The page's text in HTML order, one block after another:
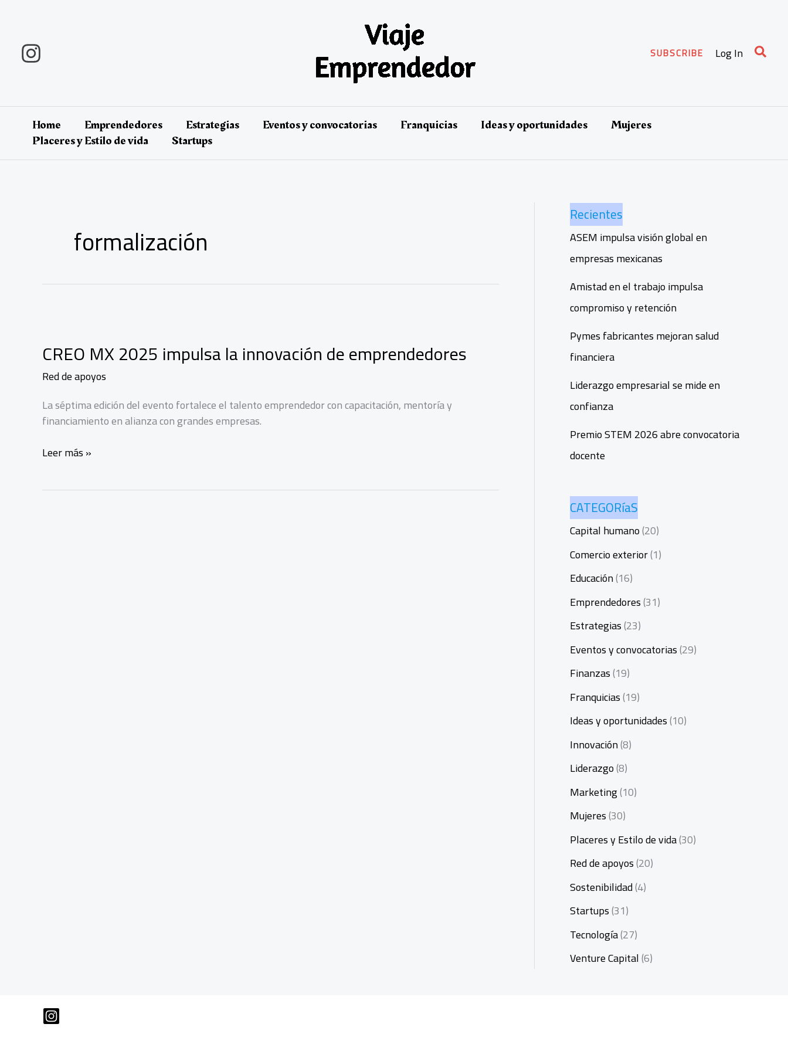
contenido
SUBSCRIBE Log In
Home Emprendedores Estrategias Eventos y convocatorias Franquicias Ideas y oportunidades
Mujeres
Placeres y Estilo de vida
Startups
formalización
CREO MX 2025 impulsa la innovación de emprendedores
Red de apoyos
La séptima edición del evento fortalece el talento emprendedor con capacitación, mentoría y
financiamiento en alianza con grandes empresas.
CREO
Leer más »
Recientes
ASEM impulsa visión global en
empresas mexicanas
Amistad en el trabajo impulsa
compromiso y retención
Pymes fabricantes mejoran salud
financiera
Liderazgo empresarial se mide en
confianza
Premio STEM 2026 abre convocatoria
docente
CATEGORíaS
Capital humano(20)
Comercio exterior(1)
Educación(16)
Emprendedores(31)
Estrategias(23)
Eventos y convocatorias(29)
Finanzas(19)
Franquicias(19)
Ideas y oportunidades(10)
Innovación(8)
Liderazgo(8)
Marketing(10)
Mujeres(30)
Placeres y Estilo de vida(30)
Red de apoyos(20)
Sostenibilidad(4)
Startups(31)
Tecnología(27)
Venture Capital(6)